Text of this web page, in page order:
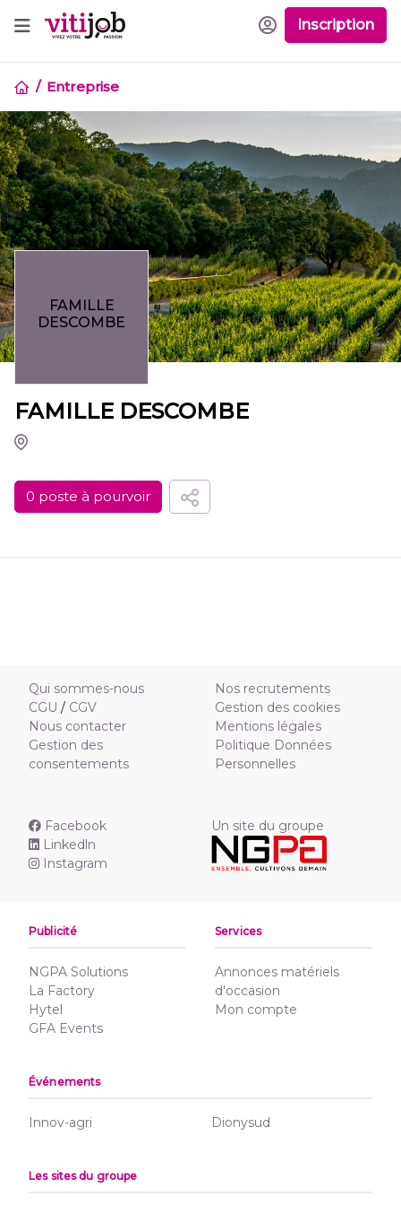
Inscription
Entreprise
FAMILLE
DESCOMBE
FAMILLE DESCOMBE
0 poste à pourvoir
Qui sommes-nous
CGU / CGV
Nous contacter
Gestion des
consentements
Nos recrutements
Gestion des cookies
Mentions légales
Politique Données
Personnelles
Facebook
Linkedln
Instagram
Un site du groupe
Publicité
NGPA Solutions
La Factory
Hytel
GFA Events
Services
Annonces matériels
d'occasion
Mon compte
Événements
Innov-agri Dionysud
Les sites du groupe